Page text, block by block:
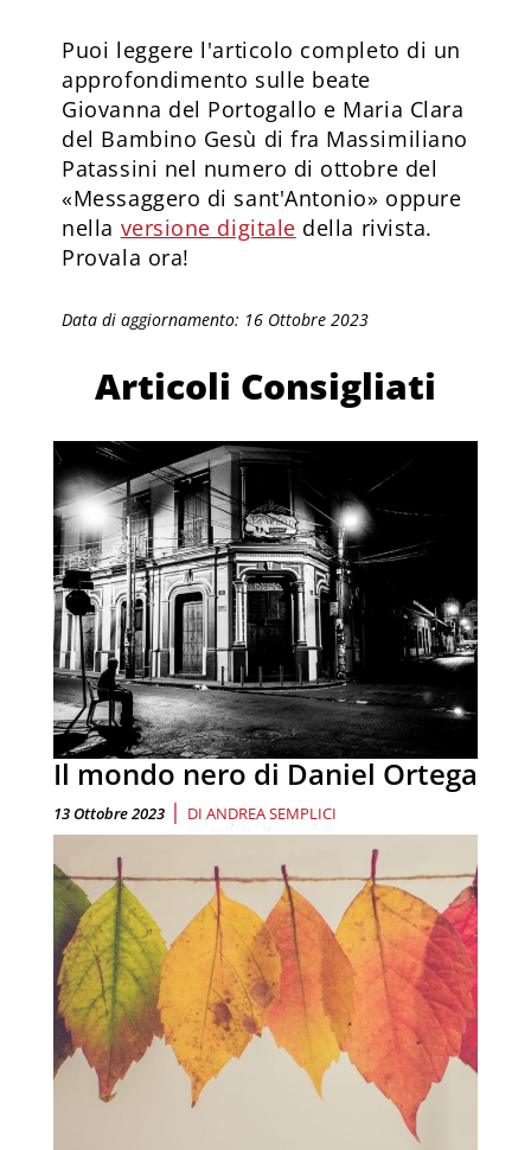
Puoi leggere l'articolo completo di un
approfondimento sulle beate
Giovanna del Portogallo e Maria Clara
del Bambino Gesù di fra Massimiliano
Patassini nel numero di ottobre del
«Messaggero di sant'Antonio» oppure
nella versione digitale della rivista.
Provala ora!
Data di aggiornamento: 16 Ottobre 2023
Articoli Consigliati
Il mondo nero di Daniel Ortega
13 Ottobre 2023 | DI ANDREA SEMPLICI